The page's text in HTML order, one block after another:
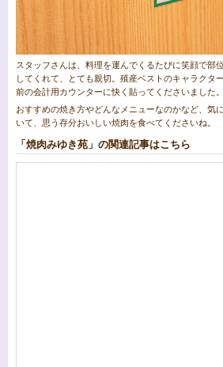
スタッフさんは、料理を運んでくるたびに笑顔で部
してくれて、とても親切。殖産ベストのキャラクタ
前の会計用カウンターに快く貼ってくださいました
おすすめの焼き方やどんなメニューなのかなど、気
いて、思う存分おいしい焼肉を食べてくださいね。
「焼肉みゆき苑」の関連記事はこちら